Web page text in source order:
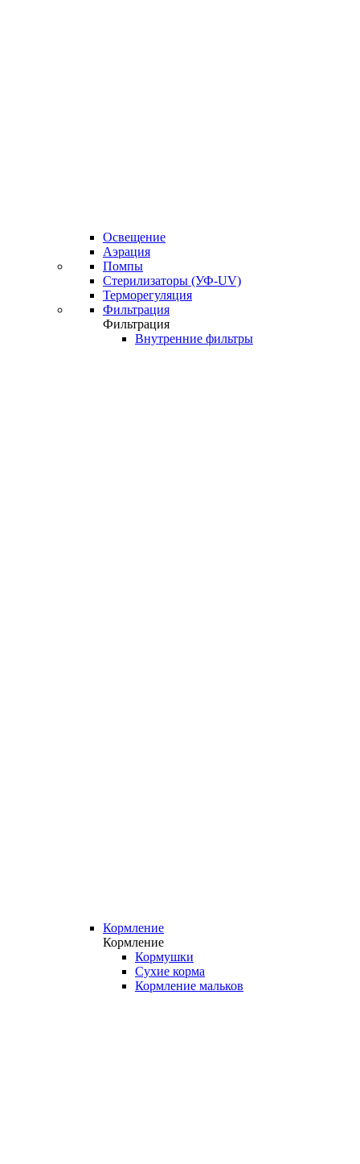
Освещение
Аэрация
Помпы
Стерилизаторы (УФ-UV)
Терморегуляция
Фильтрация
Фильтрация
Внутренние фильтры
Кормление
Кормление
Кормушки
Сухие корма
Кормление мальков